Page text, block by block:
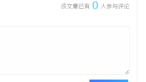
该文章已有 0 人参与评论